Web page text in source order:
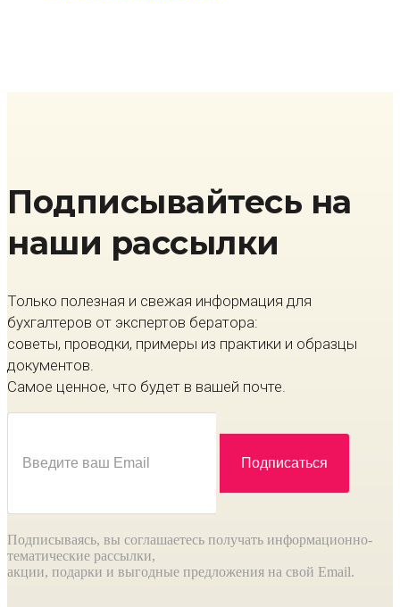
Подписывайтесь на
наши рассылки
Только полезная и свежая информация для
бухгалтеров от экспертов бератора:
советы, проводки, примеры из практики и образцы
документов.
Самое ценное, что будет в вашей почте.
Подписываясь, вы соглашаетесь получать информационно-
тематические рассылки,
акции, подарки и выгодные предложения на свой Email.